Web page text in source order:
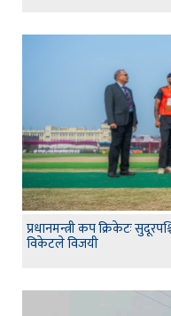
प्रधानमन्त्री कप क्रिकेटः
विकेटले विजयी